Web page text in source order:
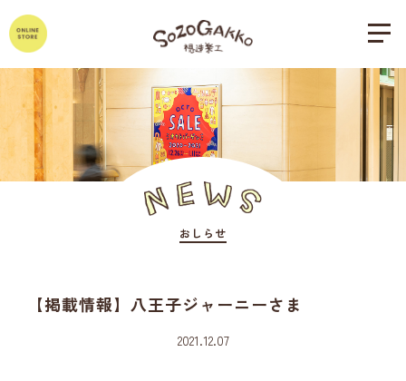
おしらせ
【掲載情報】八王子ジャーニーさま
2021.12.07